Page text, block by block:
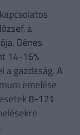
a
Dénes
14-16%
a gazdaság. A
emelése
8-12%